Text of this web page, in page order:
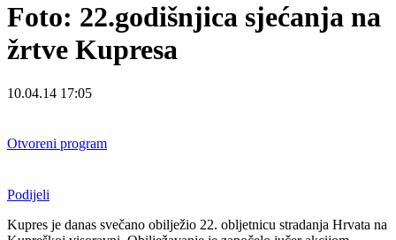
Foto: 22.godišnjica sjećanja na
žrtve Kupresa
10.04.14 17:05
Otvoreni program
Podijeli
Kupres je danas svečano obilježio 22. obljetnicu stradanja Hrvata na